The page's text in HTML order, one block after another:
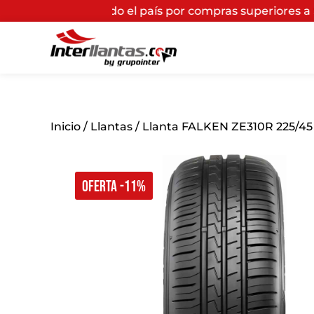
el país por compras superiores a $200.000*
OFERTA -11%
Inicio / Llantas / Llanta FALKEN ZE310R 225/